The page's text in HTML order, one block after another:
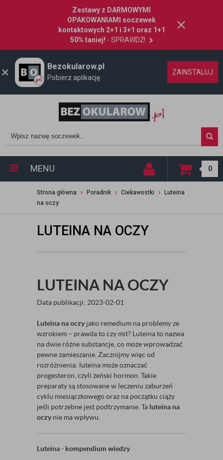
Zestawy z DARMOWYMI
OPAKOWANIAMI soczewek
kontaktowych 2+1 i 3+1 oraz 1+1
50% taniej! - SPRAWDŹ!
Bezokularow.pl
Pobierz aplikację
ZAINSTALUJ
MENU 0
Strona główna Poradnik Ciekawostki
Luteina
na oczy
LUTEINA NA OCZY
LUTEINA NA OCZY
Data publikacji: 2023-02-01
Luteina na oczy jako remedium na problemy ze
wzrokiem – prawda to czy mit? Luteina to nazwa
na dwie różne substancje, co może wprowadzać
pewne zamieszanie. Zacznijmy więc od
rozróżnienia: luteina może oznaczać
progesteron, czyli żeński hormon. Takie
preparaty są stosowane w leczeniu zaburzeń
cyklu miesiączkowego oraz na początku ciąży
jeśli potrzebne jest podtrzymanie. Ta luteina na
oczy nie ma wpływu.
Luteina - kompendium wiedzy